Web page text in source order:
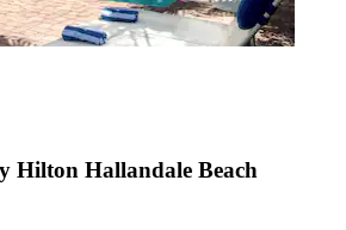
Hilton Hallandale Beach